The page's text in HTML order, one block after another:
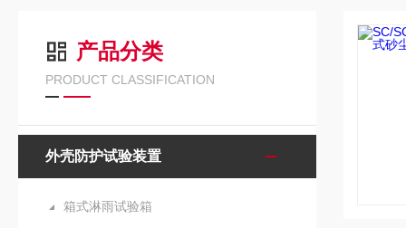
产品分类
PRODUCT CLASSIFICATION
外壳防护试验装置
箱式淋雨试验箱